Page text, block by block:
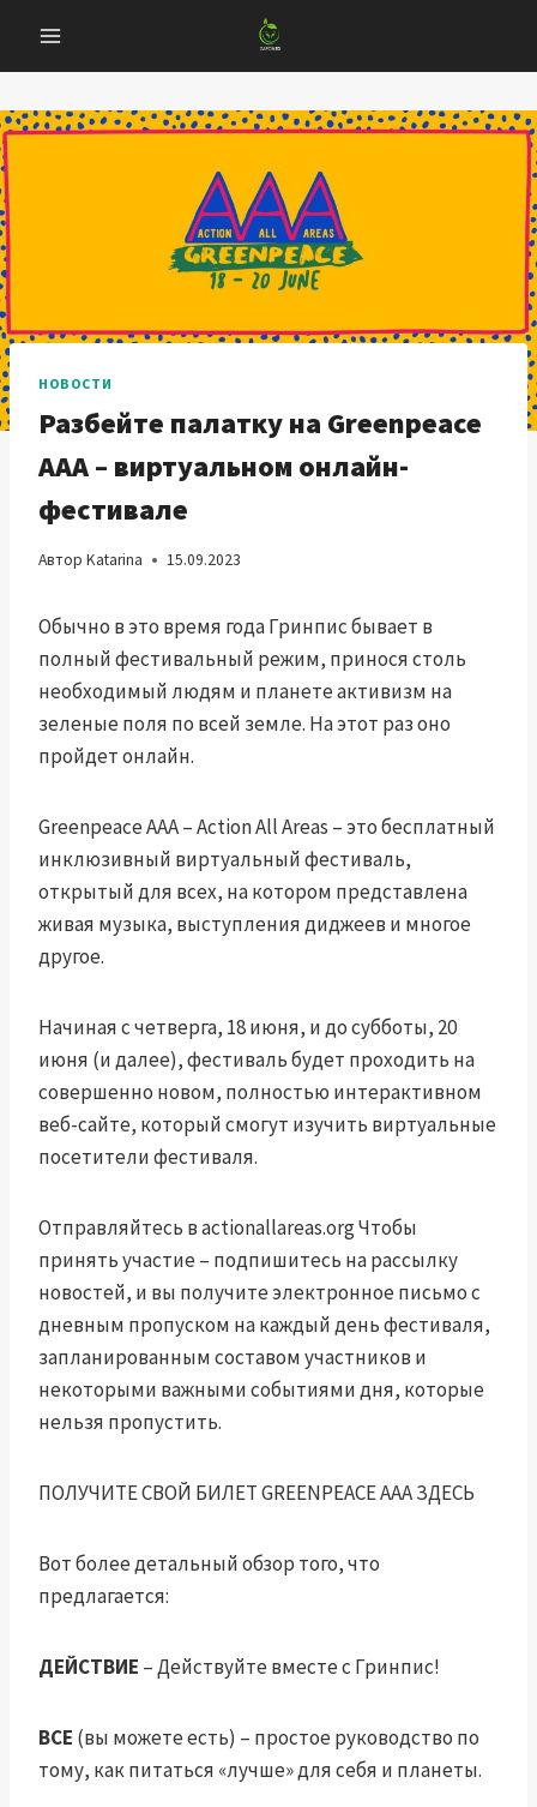
содержанию
НОВОСТИ
Разбейте палатку на Greenpeace
AAA – виртуальном онлайн-
фестивале
Автор Katarina 15.09.2023
Обычно в это время года Гринпис бывает в
полный фестивальный режим, принося столь
необходимый людям и планете активизм на
зеленые поля по всей земле. На этот раз оно
пройдет онлайн.
Greenpeace AAA – Action All Areas – это бесплатный
инклюзивный виртуальный фестиваль,
открытый для всех, на котором представлена ​​
живая музыка, выступления диджеев и многое
другое.
Начиная с четверга, 18 июня, и до субботы, 20
июня (и далее), фестиваль будет проходить на
совершенно новом, полностью интерактивном
веб-сайте, который смогут изучить виртуальные
посетители фестиваля.
Отправляйтесь вactionallareas.orgЧтобы
принять участие – подпишитесь на рассылку
новостей, и вы получите электронное письмо с
дневным пропуском на каждый день фестиваля,
запланированным составом участников и
некоторыми важными событиями дня, которые
нельзя пропустить.
ПОЛУЧИТЕ СВОЙ БИЛЕТ GREENPEACE AAA ЗДЕСЬ
Вот более детальный обзор того, что
предлагается:
ДЕЙСТВИЕ – Действуйте вместе с Гринпис!
ВСЕ (вы можете есть) – простое руководство по
тому, как питаться «лучше» для себя и планеты.